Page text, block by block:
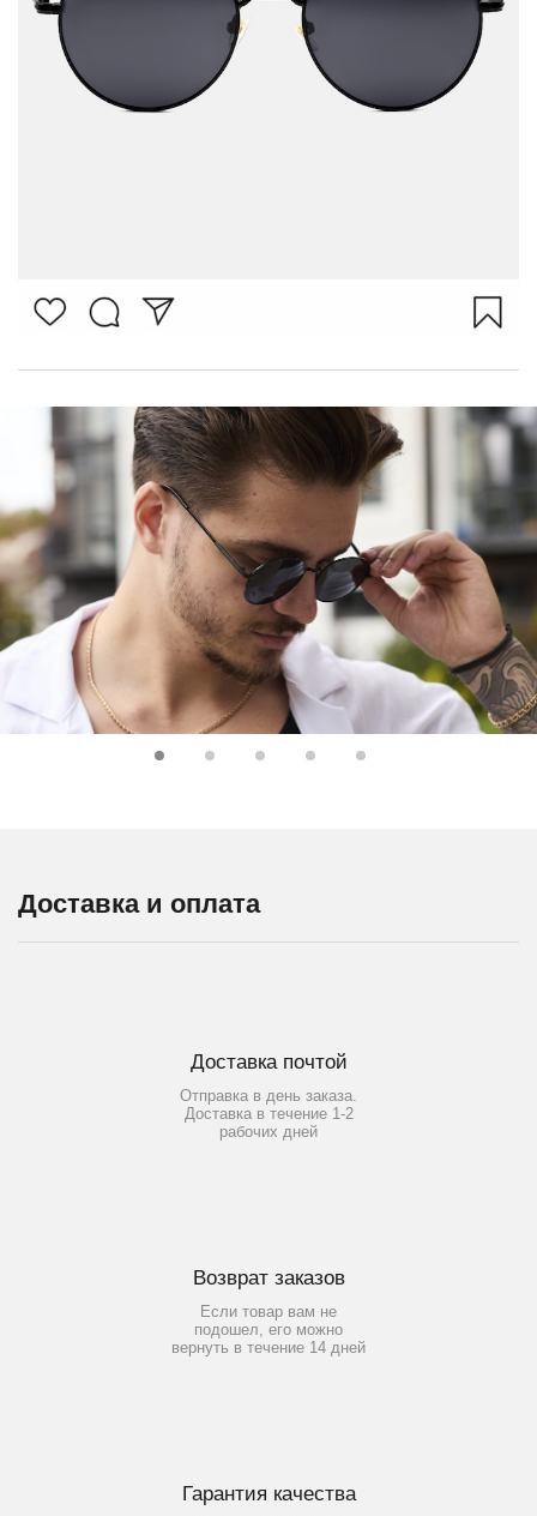
Доставка и оплата
Доставка почтой
Отправка в день заказа.
Доставка в течение 1-2
рабочих дней
Возврат заказов
Если товар вам не
подошел, его можно
вернуть в течение 14 дней
Гарантия качества